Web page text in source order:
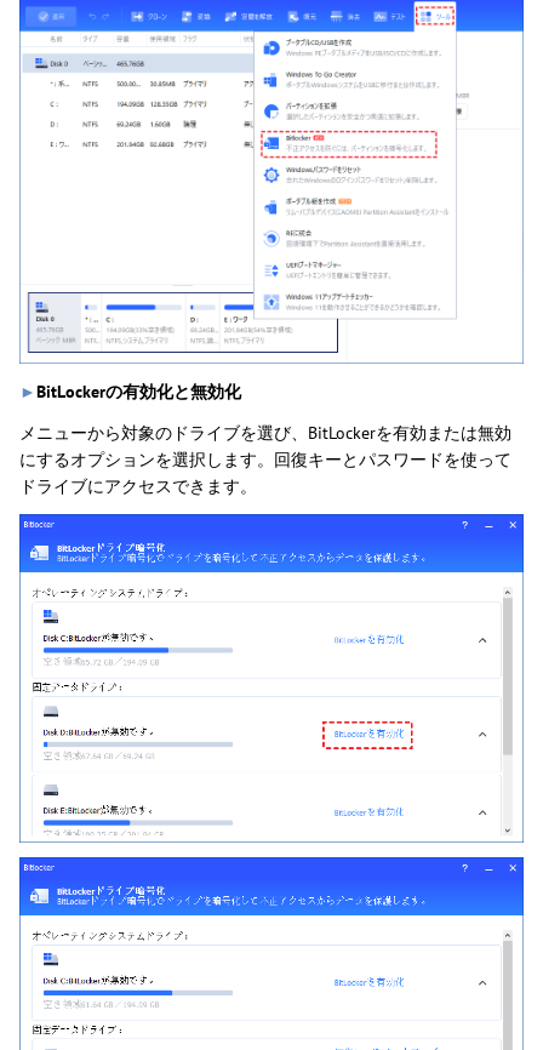
►BitLockerの有効化と無効化
メニューから対象のドライブを選び、BitLockerを有効または無効
にするオプションを選択します。回復キーとパスワードを使って
ドライブにアクセスできます。